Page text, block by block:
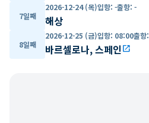
7일째
2026-12-24 (목)입항: -출항: -
해상
8일째
2026-12-25 (금)입항: 08:00출항:
바르셀로나, 스페인open_in_new